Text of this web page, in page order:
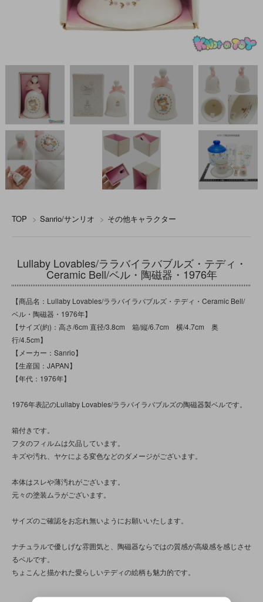
TOP > Sanrio/サンリオ > その他キャラクター
Lullaby Lovables/ララバイラバブルズ・テディ・
Ceramic Bell/ベル・陶磁器・1976年
【商品名：Lullaby Lovables/ララバイラバブルズ・テディ・Ceramic Bell/
ベル・陶磁器・1976年】
【サイズ(約)：高さ/6cm 直径/3.8cm 箱/縦/6.7cm 横/4.7cm 奥
行/4.5cm】
【メーカー：Sanrio】
【生産国：JAPAN】
【年代：1976年】
1976年表記のLullaby Lovables/ララバイラバブルズの陶磁器製ベルです。
箱付きです。
フタのフィルムは欠品しています。
キズや汚れ、ヤケによる変色などのダメージがございます。
本体はスレや薄汚れがございます。
元々の塗装ムラがございます。
サイズのご確認をお忘れ無いようにお願いいたします。
ナチュラルで優しげな雰囲気と、陶磁器ならではの質感が高級感を感じさせ
るベルです。
ちょこんと描かれた愛らしいテディの絵柄も魅力的です。